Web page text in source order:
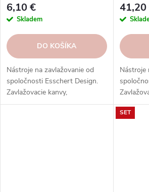
6,10 €
Skladem
DO KOŠÍKA
Nástroje na zavlažovanie od
spoločnosti Esschert Design.
Zavlažovacie kanvy,
postrekovače, striekačky,
41,20
Nástroje
hadice,
SET